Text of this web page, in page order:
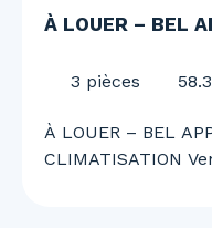
À LOUER – BEL
3 pièces
À LOUER – BEL
CLIMATISATION